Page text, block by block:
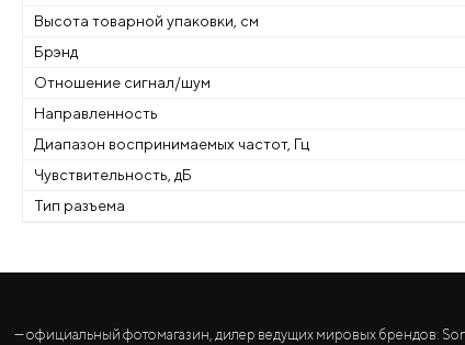
Высота товарной упаковки, см
Брэнд
Отношение сигнал/шум
Направленность
Диапазон воспринимаемых частот, Гц
Чувствительность, дБ
Тип разъема
— официальный фотомагазин, дилер ведущих мировых брендов: